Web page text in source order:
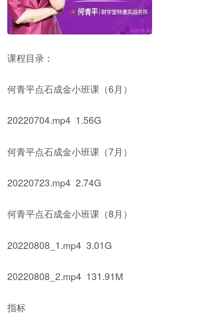
课程目录：
何青平点石成金小班课（6月）
20220704.mp4 1.56G
何青平点石成金小班课（7月）
20220723.mp4 2.74G
何青平点石成金小班课（8月）
20220808_1.mp4 3.01G
20220808_2.mp4 131.91M
指标